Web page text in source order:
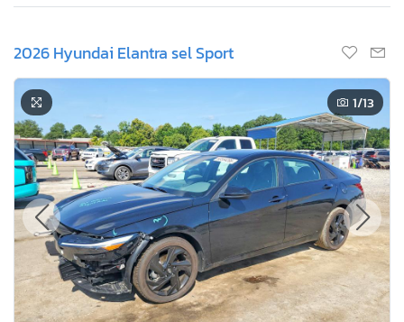
2026 Hyundai Elantra sel Sport
1/13